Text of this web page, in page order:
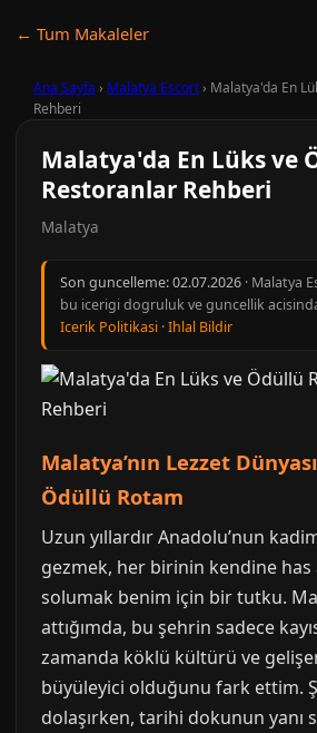
← Tum Makaleler
Ana Sayfa › Malatya Escort› Malatya'da En
Rehberi
Malatya'da En Lüks ve
Restoranlar Rehberi
Malatya
Son guncelleme:02.07.2026 · Malatya
bu icerigi dogruluk ve guncellik
Icerik Politikasi ·Ihlal Bildir
Malatya’nın Lezzet
Ödüllü Rotam
Uzun yıllardır Anadolu’nun
gezmek, her birinin kendine
solumak benim için bir tutku.
attığımda, bu şehrin sadece
zamanda köklü kültürü ve
büyüleyici olduğunu fark ettim.
dolaşırken, tarihi dokunun yanı